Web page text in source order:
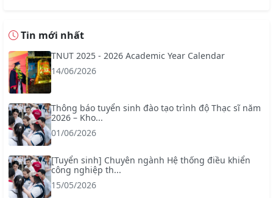
Tin mới nhất
TNUT 2025 - 2026 Academic Year Calendar
14/06/2026
Thông báo tuyển sinh đào tạo trình độ Thạc sĩ năm
2026 – Kho...
01/06/2026
[Tuyển sinh] Chuyên ngành Hệ thống điều khiển
công nghiệp th...
15/05/2026